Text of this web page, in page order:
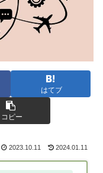
はてブ
コピー
2023.10.11 2024.01.11